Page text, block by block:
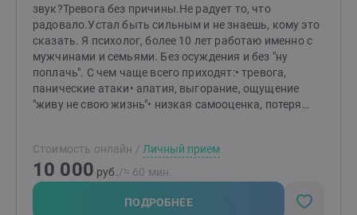
звук?Тревога без причины.Не радует то, что
радовало.Устал быть сильным и не знаешь, кому это
сказать. Я психолог, более 10 лет работаю именно с
мужчинами и семьями. Без осуждения и без "ну
поплачь". С чем чаще всего приходят:• тревога,
панические атаки• апатия, выгорание, ощущение
"живу не свою жизнь"• низкая самооценка, потеря
партнёром, скучный секс или его отсутствие• сложно
принять свои желания и предпочтения• охлаждение в
браке, "живём как соседи"• измена (своя или
партнёра), любовный треугольник• развод и его
Стоимость онлайн / Личный прием
10 000 руб./≈ 60 мин.
ПОДРОБНЕЕ